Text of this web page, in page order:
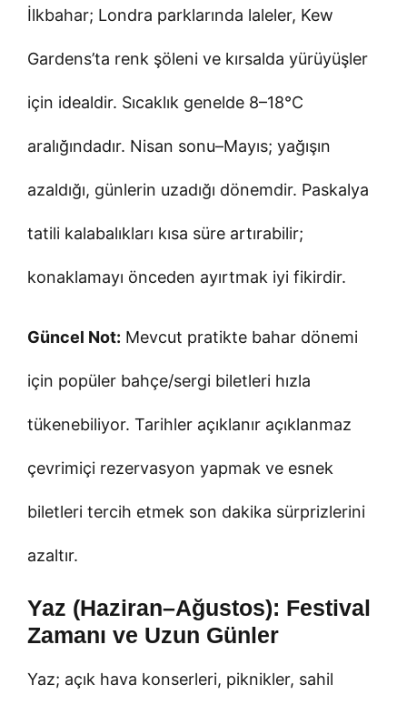
İlkbahar; Londra parklarında laleler, Kew
Gardens’ta renk şöleni ve kırsalda yürüyüşler
için idealdir. Sıcaklık genelde 8–18°C
aralığındadır. Nisan sonu–Mayıs; yağışın
azaldığı, günlerin uzadığı dönemdir. Paskalya
tatili kalabalıkları kısa süre artırabilir;
konaklamayı önceden ayırtmak iyi fikirdir.
Güncel Not: Mevcut pratikte bahar dönemi
için popüler bahçe/sergi biletleri hızla
tükenebiliyor. Tarihler açıklanır açıklanmaz
çevrimiçi rezervasyon yapmak ve esnek
biletleri tercih etmek son dakika sürprizlerini
azaltır.
Yaz (Haziran–Ağustos): Festival
Zamanı ve Uzun Günler
Yaz; açık hava konserleri, piknikler, sahil